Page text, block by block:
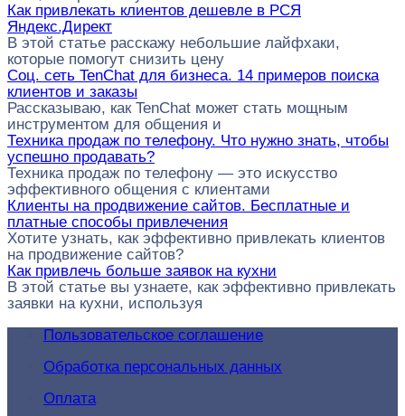
Как привлекать клиентов дешевле в РСЯ
Яндекс.Директ
В этой статье расскажу небольшие лайфхаки,
которые помогут снизить цену
Соц. сеть TenChat для бизнеса. 14 примеров поиска
клиентов и заказы
Рассказываю, как TenChat может стать мощным
инструментом для общения и
Техника продаж по телефону. Что нужно знать, чтобы
успешно продавать?
Техника продаж по телефону — это искусство
эффективного общения с клиентами
Клиенты на продвижение сайтов. Бесплатные и
платные способы привлечения
Хотите узнать, как эффективно привлекать клиентов
на продвижение сайтов?
Как привлечь больше заявок на кухни
В этой статье вы узнаете, как эффективно привлекать
заявки на кухни, используя
Пользовательское соглашение
Обработка персональных данных
Оплата